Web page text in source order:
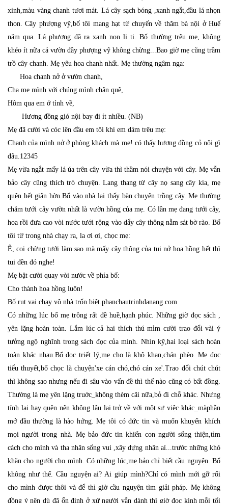
xinh,màu vàng chanh tươi mát. Lá cây sạch bóng ,xanh ngắt,đầu lá nhọn
thon. Cây phượng vỹ,bố tôi mang hạt từ chuyến về thăm bà nội ở Huế
năm qua. Lá phượng đã ra xanh non li ti. Bố thường trêu mẹ, không
khéo ít nữa cả vườn đầy phượng vỹ không chừng...Bao giờ mẹ cũng trầm
trồ cây chanh. Mẹ yêu hoa chanh nhất. Mẹ thường ngâm nga:
Hoa chanh nở ở vườn chanh,
Cha mẹ mình với chúng mình chân quê,
Hôm qua em ở tỉnh về,
Hương đồng gió nội bay đi ít nhiều. (NB)
Mẹ đã cười và cóc lên đầu em tôi khi em dám trêu mẹ:
Chanh của mình nở ở phòng khách mà mẹ! có thấy hương đồng cỏ nội gì
đâu.12345
Mẹ vừa ngắt mấy lá úa trên cây vừa thì thầm nói chuyện với cây. Mẹ vẫn
bảo cây cũng thích trò chuyện. Lang thang từ cây nọ sang cây kia, mẹ
quên hết giận hờn.Bố vào nhà lại thấy bàn chuyện trồng cây. Mẹ thường
chăm tưới cây vườn nhất là vườn hồng của mẹ. Có lần mẹ đang tưới cây,
hoa rồi đưa cao vòi nước tưới rộng vào dẩy cây thông nằm sát bờ rào. Bố
tôi từ trong nhà chạy ra, la ơi ơí, chọc mẹ:
Ê, coi chừng tưới làm sao mà mấy cây thông của tui nở hoa hồng hết thì
tui đền đó nghe!
Mẹ bật cười quay vòi nước về phía bố:
Cho thành hoa hồng luôn!
Bố rụt vai chạy vô nhà trốn biệt.phanchautrinhdanang.com
Có những lúc bố mẹ trông rất đề huề,hạnh phúc. Những giờ đọc sách ,
yên lặng hoàn toàn. Lắm lúc cả hai thích thú mỉm cười trao đổi vài ý
tưởng ngộ nghĩnh trong sách đọc của mình. Nhìn kỹ,hai loại sách hoàn
toàn khác nhau.Bố đọc triết lý,mẹ cho là khô khan,chán phèo. Mẹ đọc
tiểu thuyết,bố chọc là chuyện'xe cán chó,chó cán xe'.Trao đổi chút chút
thì không sao nhưng nếu đi sâu vào vấn đề thì thế nào cũng có bất đồng.
Thường là mẹ yên lặng truớc_không thèm cãi nữa,bỏ đi chỗ khác. Nhưng
tính lại hay quên nên không lâu lại trở về với một sự việc khác_màphần
mở đầu thường là hào hứng. Mẹ tôi có đức tin và muốn khuyến khích
mọi người trong nhà. Mẹ bảo đức tin khiến con người sống thiện,tìm
cách cho mình và tha nhân sống vui ,xây dựng nhân aí...trước những khó
khăn cho người cho mình. Có những lúc,mẹ bảo chỉ biết cầu nguyện. Bố
không như thế. Cầu nguyện ai? Ai giúp mình?Chỉ có mình mới gỡ rối
cho mình được thôi và để thì giờ cầu nguyện tìm giải pháp. Mẹ không
đồng ý nên dù đã ổn định ở xứ người vẫn dành thì giờ đọc kinh mỗi tối